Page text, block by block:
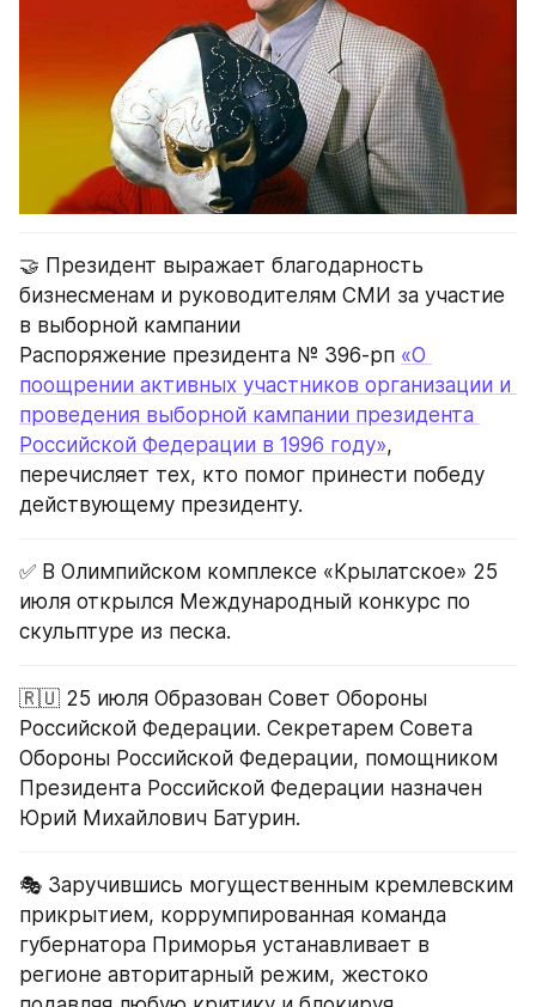
🤝 Президент выражает благодарность
бизнесменам и руководителям СМИ за участие
в выборной кампании
Распоряжение президента № 396-рп «О
поощрении активных участников организации и
проведения выборной кампании президента
Российской Федерации в 1996 году»,
перечисляет тех, кто помог принести победу
действующему президенту.
✅ В Олимпийском комплексе «Крылатское» 25
июля открылся Международный конкурс по
скульптуре из песка.
🇷🇺 25 июля Образован Совет Обороны
Российской Федерации. Секретарем Совета
Обороны Российской Федерации, помощником
Президента Российской Федерации назначен
Юрий Михайлович Батурин.
🎭 Заручившись могущественным кремлевским
прикрытием, коррумпированная команда
губернатора Приморья устанавливает в
регионе авторитарный режим, жестоко